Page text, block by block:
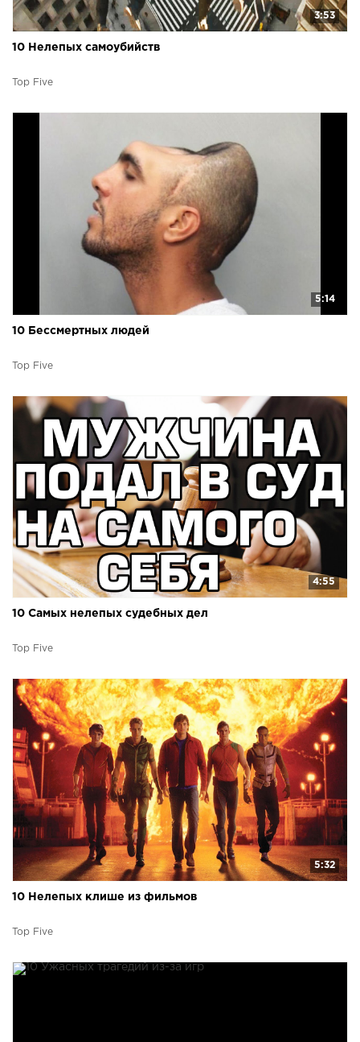
3:53
10 Нелепых самоубийств
Top Five
5:14
10 Бессмертных людей
Top Five
4:55
10 Самых нелепых судебных дел
Top Five
5:32
10 Нелепых клише из фильмов
Top Five